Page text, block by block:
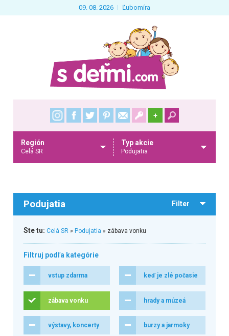
09. 08. 2026 Ľubomíra
+
Región
Celá SR
Typ akcie
Podujatia
Podujatia Filter
Ste tu: Celá SR» Podujatia » zábava vonku
Filtruj podľa kategórie
vstup zdarma keď je zlé počasie
zábava vonku hrady a múzeá
výstavy, koncerty burzy a jarmoky